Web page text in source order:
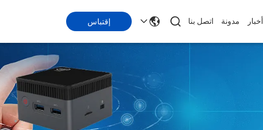
أخبار مدونة اتصل بنا إقتباس